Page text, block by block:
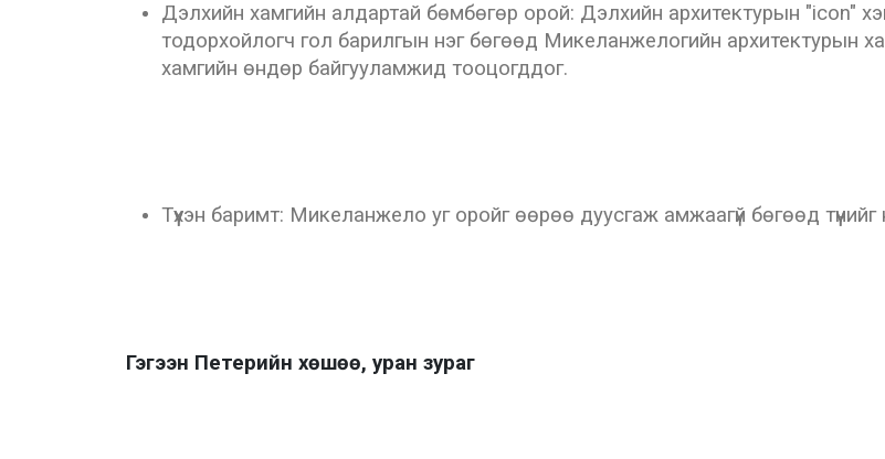
Дэлхийн хамгийн алдартай бөмбөгөр орой: Дэлхийн архитектурын "icon"
тодорхойлогч гол барилгын нэг бөгөөд Микеланжелогийн архитектурын
хамгийн өндөр байгууламжид тооцогддог.
Түүхэн баримт: Микеланжело уг оройг өөрөө дуусгаж амжаагүй бөгөөд
Гэгээн Петерийн хөшөө, уран зураг